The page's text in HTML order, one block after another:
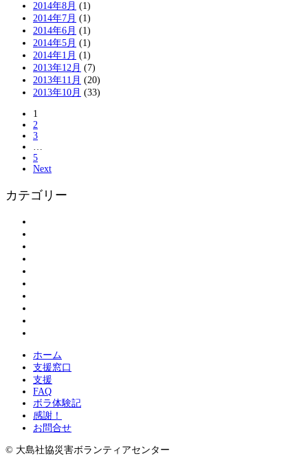
2014年8月 (1)
2014年7月 (1)
2014年6月 (1)
2014年5月 (1)
2014年1月 (1)
2013年12月 (7)
2013年11月 (20)
2013年10月 (33)
1
2
3
…
5
Next
カテゴリー
ホーム
支援窓口
支援
FAQ
ボラ体験記
感謝！
お問合せ
© 大島社協災害ボランティアセンター